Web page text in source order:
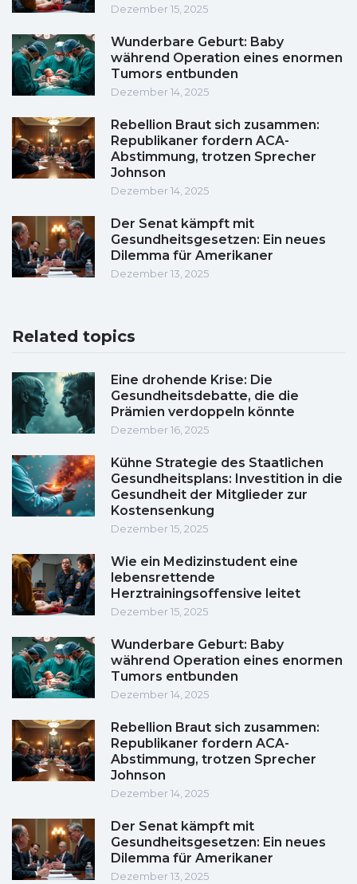
Dezember 15, 2025
Wunderbare Geburt: Baby
während Operation eines enormen
Tumors entbunden
Dezember 14, 2025
Rebellion Braut sich zusammen:
Republikaner fordern ACA-
Abstimmung, trotzen Sprecher
Johnson
Dezember 14, 2025
Der Senat kämpft mit
Gesundheitsgesetzen: Ein neues
Dilemma für Amerikaner
Dezember 13, 2025
Related topics
Eine drohende Krise: Die
Gesundheitsdebatte, die die
Prämien verdoppeln könnte
Dezember 16, 2025
Kühne Strategie des Staatlichen
Gesundheitsplans: Investition in die
Gesundheit der Mitglieder zur
Kostensenkung
Dezember 15, 2025
Wie ein Medizinstudent eine
lebensrettende
Herztrainingsoffensive leitet
Dezember 15, 2025
Wunderbare Geburt: Baby
während Operation eines enormen
Tumors entbunden
Dezember 14, 2025
Rebellion Braut sich zusammen:
Republikaner fordern ACA-
Abstimmung, trotzen Sprecher
Johnson
Dezember 14, 2025
Der Senat kämpft mit
Gesundheitsgesetzen: Ein neues
Dilemma für Amerikaner
Dezember 13, 2025